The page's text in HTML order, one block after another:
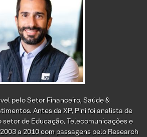
pelo Setor Financeiro, Saúde &
Antes da XP, Pini foi analista de
setor de Educação, Telecomunicações e
a 2010 com passagens pelo Research